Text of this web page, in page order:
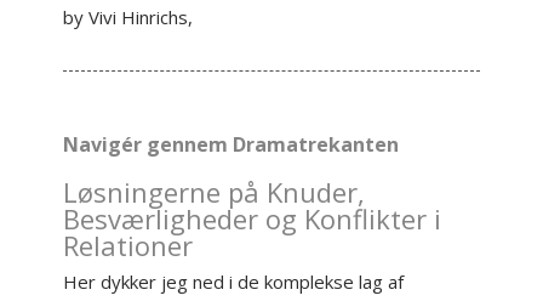
by Vivi Hinrichs,
Navigér gennem Dramatrekanten
Løsningerne på Knuder,
Besværligheder og Konflikter i
Relationer
Her dykker jeg ned i de komplekse lag af